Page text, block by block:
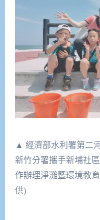
▲ 經濟部水利署第二
新竹分署攜手新埔社
作辦理淨灘暨環境教
供)